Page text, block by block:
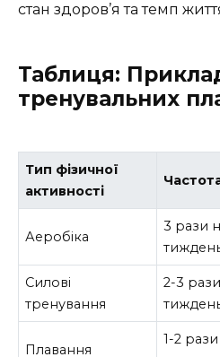
стан здоров’я та темп
Таблиця:
тренувальних
Тип фізичної
активності
Аеробіка
3 рази
Силові
тренування
2-3
Плавання
1-2